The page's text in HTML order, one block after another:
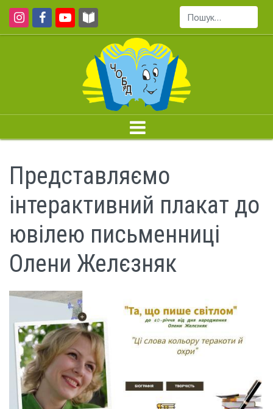
Пошук...
Представляємо
інтерактивний плакат до
ювілею письменниці
Олени Желєзняк